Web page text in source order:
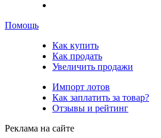
Помощь
Как купить
Как продать
Увеличить продажи
Импорт лотов
Как заплатить за товар?
Отзывы и рейтинг
Реклама на сайте